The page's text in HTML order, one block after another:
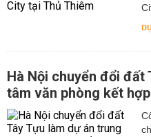
Hà Nội chuyển đổi đất
tâm văn phòng kết